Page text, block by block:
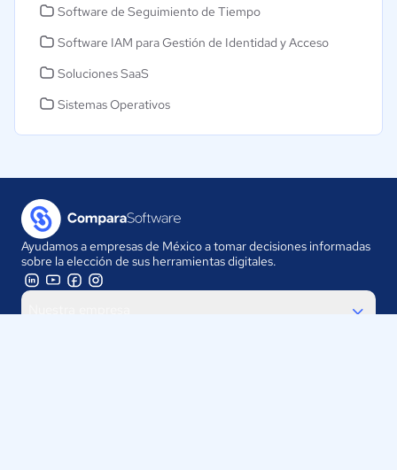
Software de Seguimiento de Tiempo
Software IAM para Gestión de Identidad y Acceso
Soluciones SaaS
Sistemas Operativos
Ayudamos a empresas de México a tomar decisiones informadas
sobre la elección de sus herramientas digitales.